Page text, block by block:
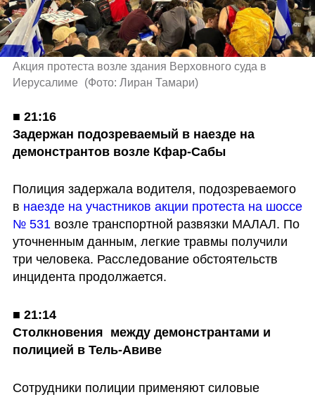
Акция протеста возле здания Верховного суда в
Иерусалиме
(Фото: Лиран Тамари)
■ 21:16
Задержан подозреваемый в наезде на
демонстрантов возле Кфар-Сабы
Полиция задержала водителя, подозреваемого
в наезде на участников акции протеста на шоссе
№ 531 возле транспортной развязки МАЛАЛ. По
уточненным данным, легкие травмы получили
три человека. Расследование обстоятельств
инцидента продолжается.
■ 21:14
Столкновения  между демонстрантами и
полицией в Тель-Авиве
Сотрудники полиции применяют силовые